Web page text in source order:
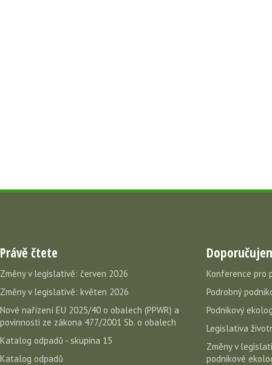
Právě čtete
Změny v legislativě: červen 2026
Změny v legislativě: květen 2026
Nové nařízení EU 2025/40 o obalech (PPWR) a
povinnosti ze zákona 477/2001 Sb. o obalech
Katalog odpadů - skupina 15
Katalog odpadů
Konference pro
Podrobný
Podnikový
Legislativa
Změny v
podnikové